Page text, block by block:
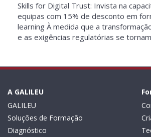
Skills for Digital Trust: Invista na
equipas com 15% de desconto em
learning À medida que a
e as exigências regulatórias se
A GALILEU
GALILEU
Soluções de Formação
Diagnóstico